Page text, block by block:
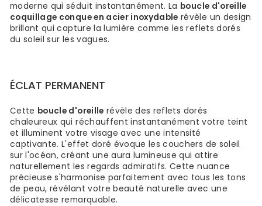
moderne qui séduit instantanément. La boucle d'oreille
coquillage conque en acier inoxydable révèle un design
brillant qui capture la lumière comme les reflets dorés
du soleil sur les vagues.
ÉCLAT PERMANENT
Cette boucle d'oreille révèle des reflets dorés
chaleureux qui réchauffent instantanément votre teint
et illuminent votre visage avec une intensité
captivante. L'effet doré évoque les couchers de soleil
sur l'océan, créant une aura lumineuse qui attire
naturellement les regards admiratifs. Cette nuance
précieuse s'harmonise parfaitement avec tous les tons
de peau, révélant votre beauté naturelle avec une
délicatesse remarquable.